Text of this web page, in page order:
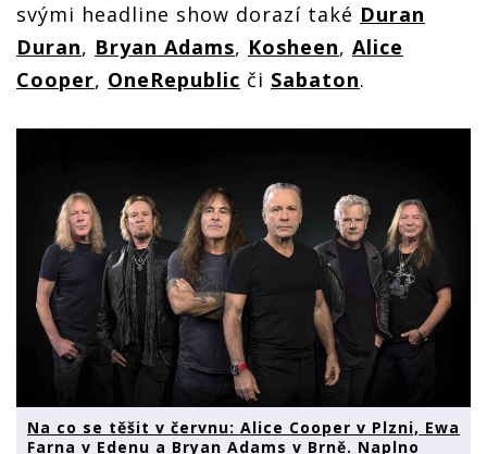
svými headline show dorazí také Duran
Duran, Bryan Adams, Kosheen, Alice
Cooper, OneRepublic či Sabaton.
Na co se těšit v červnu: Alice Cooper v Plzni, Ewa
Farna v Edenu a Bryan Adams v Brně. Naplno